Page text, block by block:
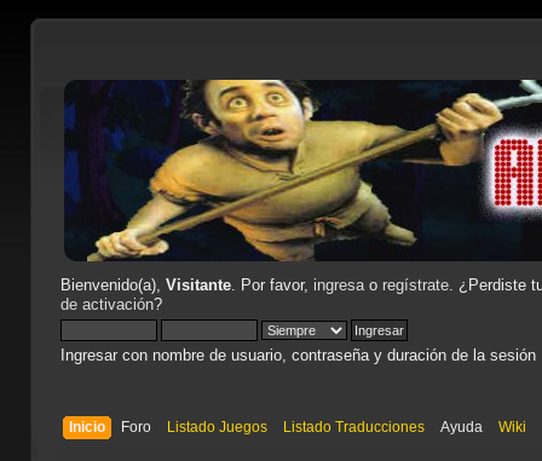
Bienvenido(a), Visitante. Por favor, ingresao regístrate. ¿Perdiste
de activación?
Ingresar con nombre de usuario, contraseña y duración de la sesión
Inicio Foro Listado Juegos Listado Traducciones Ayuda Wiki